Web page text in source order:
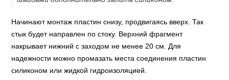
Начинают монтаж пластин снизу, продвигаясь вверх. Так
стык будет направлен по стоку. Верхний фрагмент
накрывает нижний с заходом не менее 20 см. Для
надежности можно промазать места соединения пластин
силиконом или жидкой гидроизоляцией.